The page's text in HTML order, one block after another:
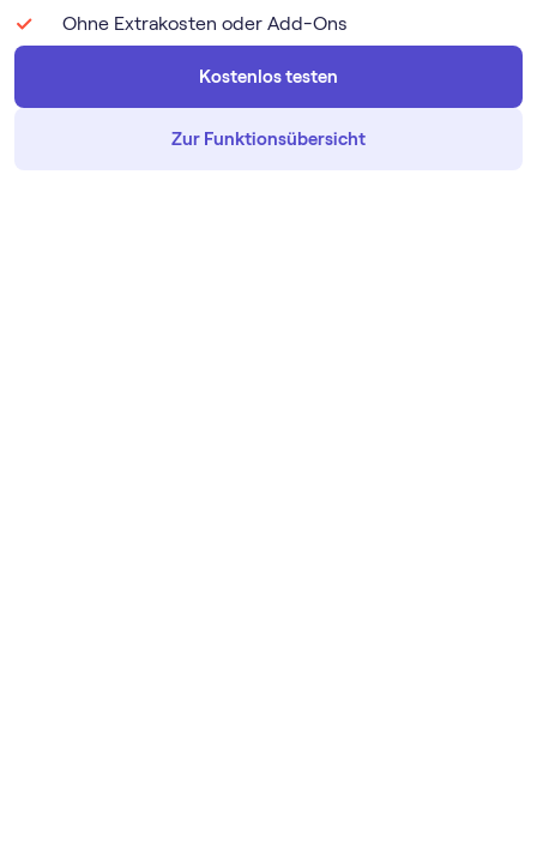
Ohne Extrakosten oder Add-Ons
Kostenlos testen
Zur Funktionsübersicht